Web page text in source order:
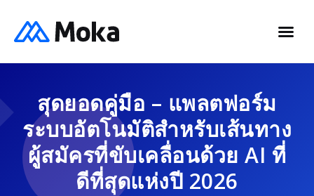
สุดยอดคู่มือ – แพลตฟอร์ม
ระบบอัตโนมัติสำหรับเส้นทาง
ผู้สมัครที่ขับเคลื่อนด้วย AI ที่
ดีที่สุดแห่งปี 2026